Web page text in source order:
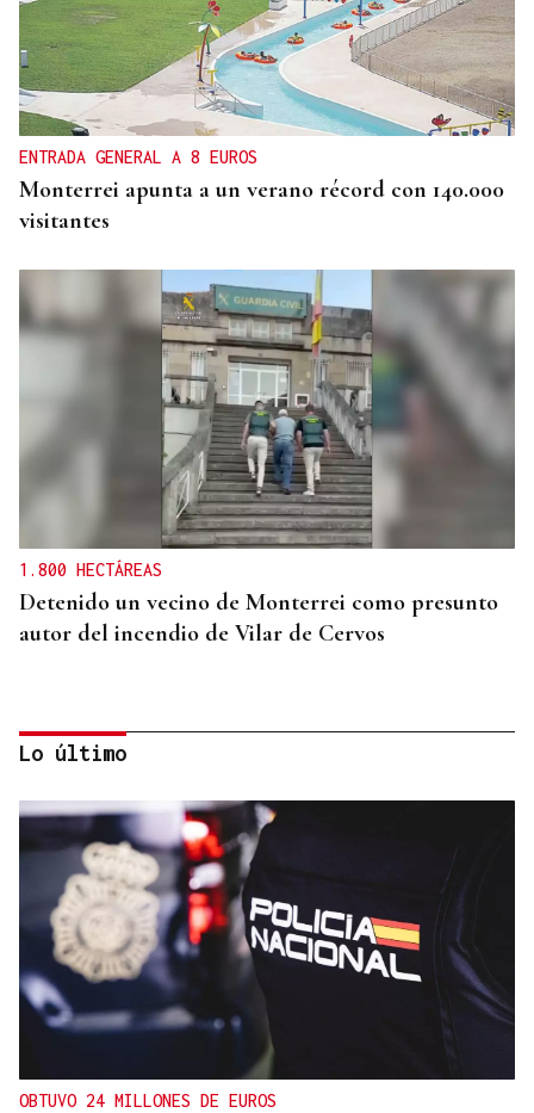
ENTRADA GENERAL A 8 EUROS
Monterrei apunta a un verano récord con 140.000
visitantes
1.800 HECTÁREAS
Detenido un vecino de Monterrei como presunto
autor del incendio de Vilar de Cervos
ALIANZA
La D.O. Monterrei refuerza su proyección
enoturística junto a Expourense
Lo último
OBTUVO 24 MILLONES DE EUROS